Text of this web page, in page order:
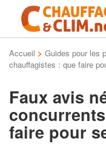
Accueil > Guides pour les
chauffagistes : que faire
Faux avis
faire pour